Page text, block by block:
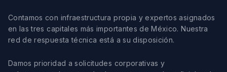
Contamos con infraestructura propia y expertos asignados
en las tres capitales más importantes de México. Nuestra
red de respuesta técnica está a su disposición.
Damos prioridad a solicitudes corporativas y